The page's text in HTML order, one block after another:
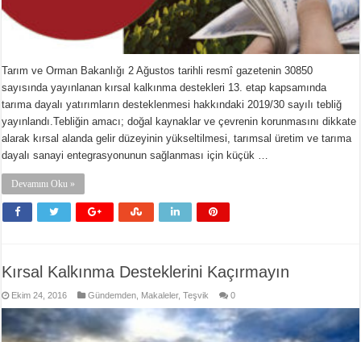
Tarım ve Orman Bakanlığı 2 Ağustos tarihli resmî gazetenin 30850
sayısında yayınlanan kırsal kalkınma destekleri 13. etap kapsamında
tarıma dayalı yatırımların desteklenmesi hakkındaki 2019/30 sayılı tebliğ
yayınlandı.Tebliğin amacı; doğal kaynaklar ve çevrenin korunmasını dikkate
alarak kırsal alanda gelir düzeyinin yükseltilmesi, tarımsal üretim ve tarıma
dayalı sanayi entegrasyonunun sağlanması için küçük …
Devamını Oku »
Kırsal Kalkınma Desteklerini Kaçırmayın
Ekim 24, 2016 Gündemden Makaleler,Teşvik 0